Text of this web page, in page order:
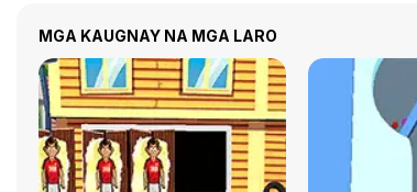
MGA KAUGNAY NA MGA LARO